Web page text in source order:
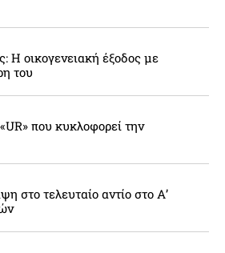
οικογενειακή έξοδος με
του
που κυκλοφορεί την
στο τελευταίο αντίο στο Α’